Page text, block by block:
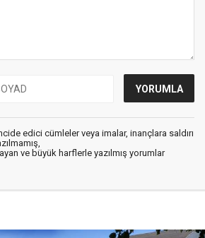
edici cümleler veya imalar, inançlara saldırı
ve büyük harflerle yazılmış yorumlar